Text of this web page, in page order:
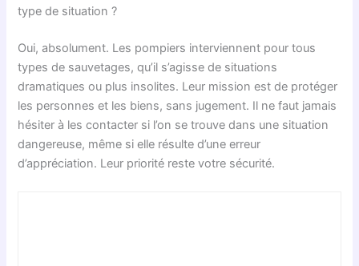
type de situation ?
Oui, absolument. Les pompiers interviennent pour tous
types de sauvetages, qu’il s’agisse de situations
dramatiques ou plus insolites. Leur mission est de protéger
les personnes et les biens, sans jugement. Il ne faut jamais
hésiter à les contacter si l’on se trouve dans une situation
dangereuse, même si elle résulte d’une erreur
d’appréciation. Leur priorité reste votre sécurité.